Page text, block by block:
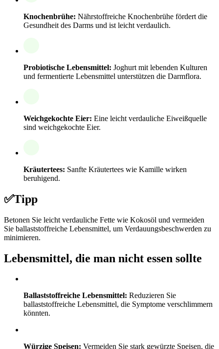
Knochenbrühe: Nährstoffreiche Knochenbrühe fördert die
Gesundheit des Darms und ist leicht verdaulich.
Probiotische Lebensmittel: Joghurt mit lebenden Kulturen
und fermentierte Lebensmittel unterstützen die Darmflora.
Weichgekochte Eier: Eine leicht verdauliche Eiweißquelle
sind weichgekochte Eier.
Kräutertees: Sanfte Kräutertees wie Kamille wirken
beruhigend.
✅Tipp
Betonen Sie leicht verdauliche Fette wie Kokosöl und vermeiden
Sie ballaststoffreiche Lebensmittel, um Verdauungsbeschwerden zu
minimieren.
Lebensmittel, die man nicht essen sollte
Ballaststoffreiche Lebensmittel: Reduzieren Sie
ballaststoffreiche Lebensmittel, die Symptome verschlimmern
könnten.
Würzige Speisen: Vermeiden Sie stark gewürzte Speisen, die